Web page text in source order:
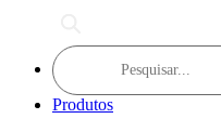
Products
search
Produtos